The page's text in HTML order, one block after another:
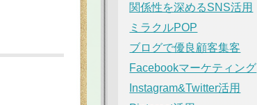
関係性を深めるSNS活用
ミラクルPOP
ブログで優良顧客集客
Facebookマーケティング
Instagram&Twitter活用